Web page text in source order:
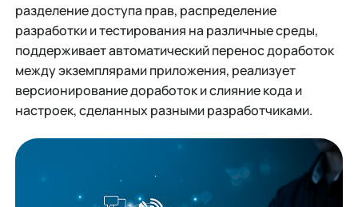
разделение доступа прав, распределение
разработки и тестирования на различные среды,
поддерживает автоматический перенос доработок
между экземплярами приложения, реализует
версионирование доработок и слияние кода и
настроек, сделанных разными разработчиками.